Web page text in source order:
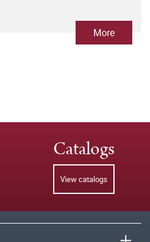
More
Catalogs
View catalogs